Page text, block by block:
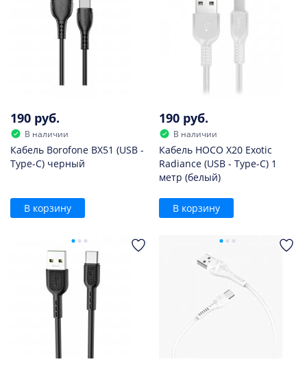
190 руб.
В наличии
Кабель Borofone BX51 (USB -
Type-C) черный
В корзину
190 руб.
В наличии
Кабель HOCO X20 Exotic
Radiance (USB - Type-C) 1
метр (белый)
В корзину